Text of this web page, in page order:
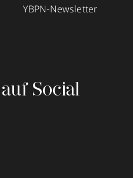
YBPN-Newsletter
Social